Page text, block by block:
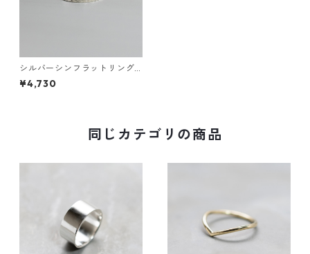
シルバーシンフラットリング
2.0mm幅 斜槌目｜FA-1142
¥4,730
同じカテゴリの商品